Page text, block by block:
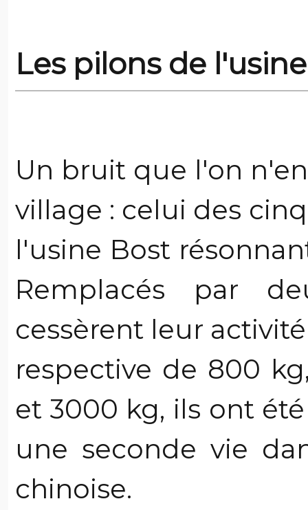
Les pilons de
Un bruit que l'on
village : celui des
l'usine Bost
Remplacés par
cessèrent leur
respective de 800
et 3000 kg, ils ont
une seconde vie
chinoise.